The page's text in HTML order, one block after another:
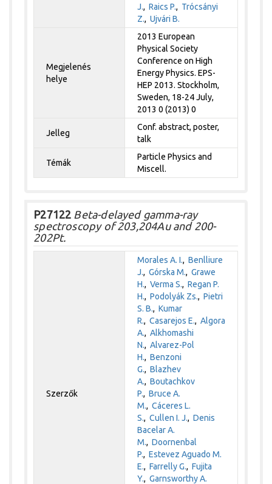
J.,Raics P., Trócsányi
Z.,Ujvári B.
Megjelenés
helye
2013 European
Physical Society
Conference on High
Energy Physics. EPS-
HEP 2013. Stockholm,
Sweden, 18-24 July,
2013 0 (2013) 0
Jelleg
Conf. abstract, poster,
talk
Témák
Particle Physics and
Miscell.
P27122 Beta-delayed gamma-ray
spectroscopy of 203,204Au and 200-
202Pt.
Szerzők
Morales A. I.,Benlliure
J.,Górska M.,Grawe
H.,Verma S.,Regan P.
H.,Podolyák Zs.,Pietri
S. B.,Kumar
R.,Casarejos E.,Algora
A.,Alkhomashi
N.,Alvarez-Pol
H.,Benzoni
G.,Blazhev
A.,Boutachkov
P.,Bruce A.
M.,Cáceres L.
S.,Cullen I. J.,Denis
Bacelar A.
M.,Doornenbal
P.,Estevez Aguado M.
E.,Farrelly G.,Fujita
Y.,Garnsworthy A.